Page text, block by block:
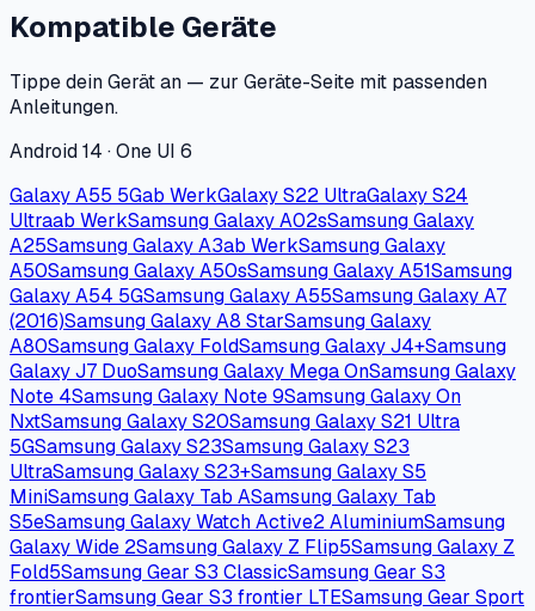
Kompatible Geräte
Tippe dein Gerät an — zur Geräte-Seite mit passenden
Anleitungen.
Android 14 · One UI 6
Galaxy A55 5Gab WerkGalaxy S22 UltraGalaxy S24
Ultraab WerkSamsung Galaxy A02sSamsung Galaxy
A25Samsung Galaxy A3ab WerkSamsung Galaxy
A50Samsung Galaxy A50sSamsung Galaxy A51Samsung
Galaxy A54 5GSamsung Galaxy A55Samsung Galaxy A7
(2016)Samsung Galaxy A8 StarSamsung Galaxy
A80Samsung Galaxy FoldSamsung Galaxy J4+Samsung
Galaxy J7 DuoSamsung Galaxy Mega OnSamsung Galaxy
Note 4Samsung Galaxy Note 9Samsung Galaxy On
NxtSamsung Galaxy S20Samsung Galaxy S21 Ultra
5GSamsung Galaxy S23Samsung Galaxy S23
UltraSamsung Galaxy S23+Samsung Galaxy S5
MiniSamsung Galaxy Tab ASamsung Galaxy Tab
S5eSamsung Galaxy Watch Active2 AluminiumSamsung
Galaxy Wide 2Samsung Galaxy Z Flip5Samsung Galaxy Z
Fold5Samsung Gear S3 ClassicSamsung Gear S3
frontierSamsung Gear S3 frontier LTESamsung Gear Sport